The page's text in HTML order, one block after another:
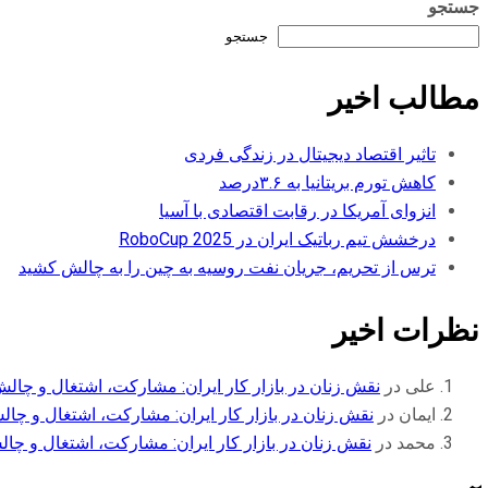
جستجو
جستجو
مطالب اخیر
تاثیر اقتصاد دیجیتال در زندگی فردی
کاهش تورم بریتانیا به ۳.۶درصد
انزوای آمریکا در رقابت اقتصادی با آسیا
درخشش تیم رباتیک ایران در RoboCup 2025
ترس از تحریم، جریان نفت روسیه به چین را به چالش کشید
نظرات اخیر
علی در نقش زنان در بازار کار ایران: مشارکت، اشتغال و
ایمان در نقش زنان در بازار کار ایران: مشارکت، اشتغال و
محمد در نقش زنان در بازار کار ایران: مشارکت، اشتغال و